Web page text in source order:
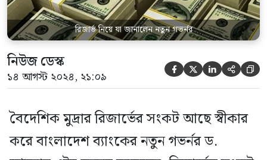
রিজার্ভ নিয়ে যা জানালেন নতুন গভর্নর
নিউজ ডেস্ক
১৪ আগস্ট ২০২৪, ২১:০৯     
বৈদেশিক মুদ্রার রিজার্ভের সংকট আছে স্বীকার
করে বাংলাদেশ ব্যাংকের নতুন গভর্নর ড.